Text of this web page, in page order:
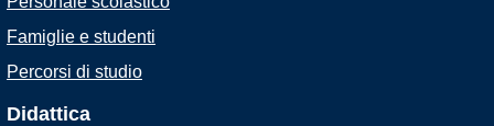
Famiglie e studenti
Percorsi di studio
Didattica